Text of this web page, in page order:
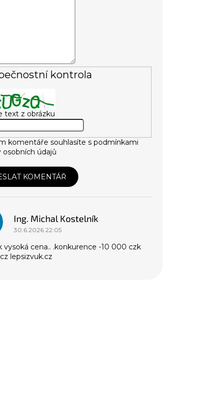
kontrola
text z obrázku
komentáře souhlasíte spodmínkami
osobních údajů
KOMENTÁŘ
Ing. Michal Kostelník
30.6.2026 22:05
vysoká cena.. .konkurence -10 000 czk
lepsizvuk.cz